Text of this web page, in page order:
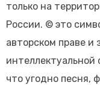
только на
России. © это
авторском праве
что угодно песня,